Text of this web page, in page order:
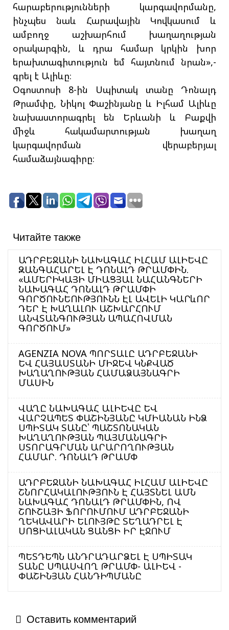
հարաբերությունների կարգավորմանը,
ինչպես նաև Հարավային Կովկասում և
ամբողջ աշխարհում խաղաղության
օրակարգին, և դրա համար կրկին խոր
երախտագիտություն եմ հայտնում նրան»,-
գրել է Ալիևը։
Օգոստոսի 8-ին Սպիտակ տանը Դոնալդ
Թրամփը, Նիկոլ Փաշինյանը և Իլհամ Ալիևը
նախաստորագրել են Երևանի և Բաքվի
միջև հակամարտության խաղաղ
կարգավորման վերաբերյալ
համաձայնագիրը։
Читайте также
ԱԴՐԲԵՋԱՆԻ ՆԱԽԱԳԱՀ ԻԼՀԱՄ ԱԼԻԵՎԸ
ԶԱՆԳԱՀԱՐԵԼ Է ԴՈՆԱԼԴ ԹՐԱՄՓԻՆ.
«ԱՄԵՐԻԿԱՅԻ ՄԻԱՑՅԱԼ ՆԱՀԱՆԳՆԵՐԻ
ՆԱԽԱԳԱՀ ԴՈՆԱԼԴ ԹՐԱՄՓԻ
ԳՈՐԾՈՒՆԵՈՒԹՅՈՒՆՆ ԷԼ ԱՎԵԼԻ ԿԱՐևՈՐ
ԴԵՐ Է ԽԱՂԱԼՈՒ ԱՇԽԱՐՀՈՒՄ
ԱՆՎՏԱՆԳՈՒԹՅԱՆ ԱՊԱՀՈՎՄԱՆ
ԳՈՐԾՈՒՄ»
AGENZIA NOVA ՊՈՐՏԱԼԸ ԱԴՐԲԵՋԱՆԻ
ԵՎ ՀԱՅԱՍՏԱՆԻ ՄԻՋԵՎ ԿՆՔՎԱԾ
ԽԱՂԱՂՈՒԹՅԱՆ ՀԱՄԱՁԱՅՆԱԳՐԻ
ՄԱՍԻՆ
ՎԱՂԸ ՆԱԽԱԳԱՀ ԱԼԻԵՎԸ ԵՎ
ՎԱՐՉԱՊԵՏ ՓԱՇԻՆՅԱՆԸ ԿՄԻԱՆԱՆ ԻՆՁ
ՍՊԻՏԱԿ ՏԱՆԸ՝ ՊԱՇՏՈՆԱԿԱՆ
ԽԱՂԱՂՈՒԹՅԱՆ ՊԱՅՄԱՆԱԳՐԻ
ՍՏՈՐԱԳՐՄԱՆ ԱՐԱՐՈՂՈՒԹՅԱՆ
ՀԱՄԱՐ. ԴՈՆԱԼԴ ԹՐԱՄՓ
ԱԴՐԲԵՋԱՆԻ ՆԱԽԱԳԱՀ ԻԼՀԱՄ ԱԼԻԵՎԸ
ՇՆՈՐՀԱԿԱԼՈՒԹՅՈՒՆ Է ՀԱՅՏՆԵԼ ԱՄՆ
ՆԱԽԱԳԱՀ ԴՈՆԱԼԴ ԹՐԱՄՓԻՆ, ՈՎ
ՇՈՒՇԱՅԻ ՖՈՐՈՒՄՈՒՄ ԱԴՐԲԵՋԱՆԻ
ՂԵԿԱՎԱՐԻ ԵԼՈՒՅԹԸ ՏԵՂԱԴՐԵԼ Է
ՍՈՑԻԱԼԱԿԱՆ ՑԱՆՑԻ ԻՐ ԷՋՈՒՄ
ՊԵՏԴԵՊՆ ԱՆԴՐԱԴԱՐՁԵԼ Է ՍՊԻՏԱԿ
ՏԱՆԸ ՍՊԱՍՎՈՂ ԹՐԱՄՓ- ԱԼԻԵՎ -
ՓԱՇԻՆՅԱՆ ՀԱՆԴԻՊՄԱՆԸ
Оставить комментарий